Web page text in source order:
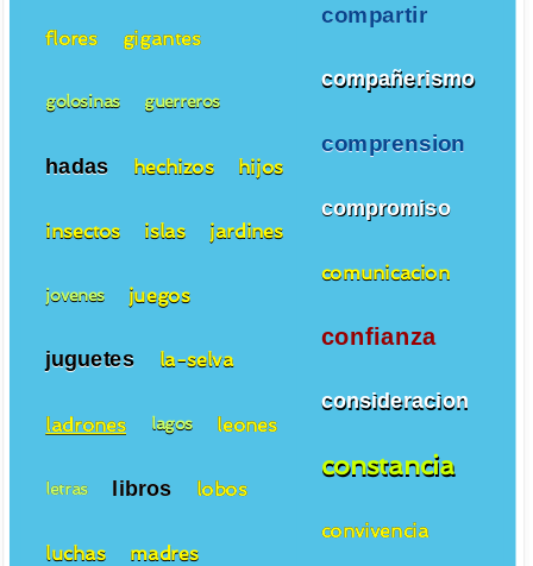
compartir
compañerismo
comprension
compromiso
comunicacion
confianza
consideracion
constancia
convivencia
flores gigantes
golosinas guerreros
hadas hechizos hijos
insectos islas jardines
jovenes juegos
juguetes la-selva
ladrones lagos leones
letras libros lobos
luchas madres